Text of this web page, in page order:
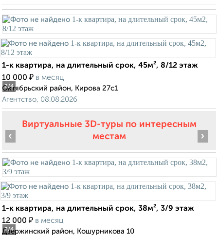
2/4
1-к квартира, на длительный срок, 45м², 8/12 этаж
10 000 ₽ в месяц
Октябрьский район, Кирова 27с1
Агентство, 08.08.2026
Виртуальные 3D-туры по интересным
местам
2/4
‹ ›
1-к квартира, на длительный срок, 38м², 3/9 этаж
12 000 ₽ в месяц
Дзержинский район, Кошурникова 10